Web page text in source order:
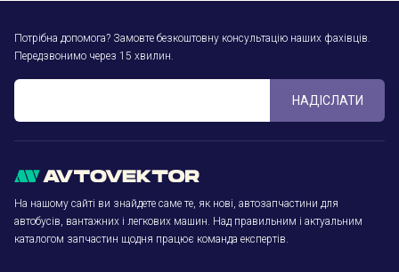
Потрібна допомога? Замовте безкоштовну консультацію наших фахівців.
Передзвонимо через 15 хвилин.
НАДІСЛАТИ
На нашому сайті ви знайдете саме те, як нові, автозапчастини для
автобусів, вантажних і легкових машин. Над правильним і актуальним
каталогом запчастин щодня працює команда експертів.